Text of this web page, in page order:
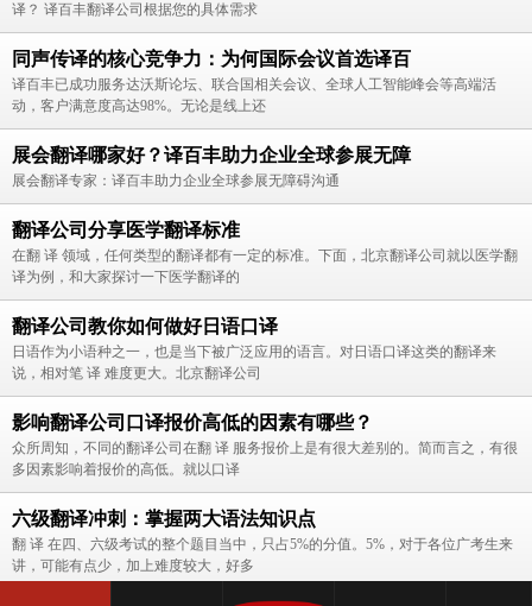
译？ 译百丰翻译公司根据您的具体需求
同声传译的核心竞争力：为何国际会议首选译百
译百丰已成功服务达沃斯论坛、联合国相关会议、全球人工智能峰会等高端活
动，客户满意度高达98%。无论是线上还
展会翻译哪家好？译百丰助力企业全球参展无障
展会翻译专家：译百丰助力企业全球参展无障碍沟通
翻译公司分享医学翻译标准
在翻 译 领域，任何类型的翻译都有一定的标准。下面，北京翻译公司就以医学翻
译为例，和大家探讨一下医学翻译的
翻译公司教你如何做好日语口译
日语作为小语种之一，也是当下被广泛应用的语言。对日语口译这类的翻译来
说，相对笔 译 难度更大。北京翻译公司
影响翻译公司口译报价高低的因素有哪些？
众所周知，不同的翻译公司在翻 译 服务报价上是有很大差别的。简而言之，有很
多因素影响着报价的高低。就以口译
六级翻译冲刺：掌握两大语法知识点
翻 译 在四、六级考试的整个题目当中，只占5%的分值。5%，对于各位广考生来
讲，可能有点少，加上难度较大，好多